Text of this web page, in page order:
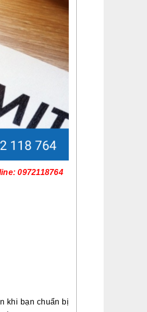
0972118764
khi bạn chuẩn bị